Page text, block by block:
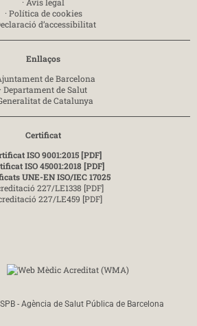
· Política de cookies
d’accessibilitat
Enllaços
de Barcelona
· Departament de Salut
de Catalunya
Certificat
ISO 9001:2015 [PDF]
ISO 45001:2018 [PDF]
UNE-EN ISO/IEC 17025
227/LE1338 [PDF]
227/LE459 [PDF]
- Agència de Salut Pública de Barcelona